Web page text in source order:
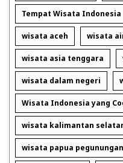
Tempat Wisata Indonesia
wisata aceh wisata
wisata asia tenggara
wisata dalam negeri
Wisata Indonesia yang
wisata kalimantan
wisata papua pegunungan